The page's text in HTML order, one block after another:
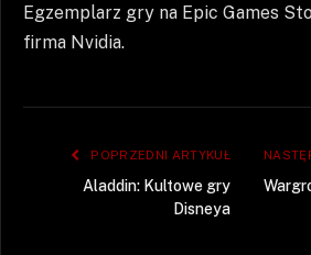
Egzemplarz gry na Epic Games
firma Nvidia.
POPRZEDNI ARTYKUŁ
Aladdin: Kultowe gry
Disneya